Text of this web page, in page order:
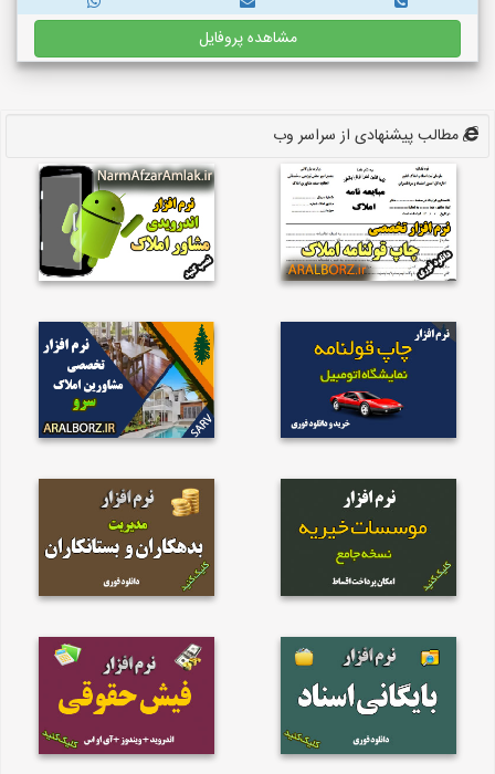
مشاهده پروفایل
مطالب پیشنهادی از سراسر وب